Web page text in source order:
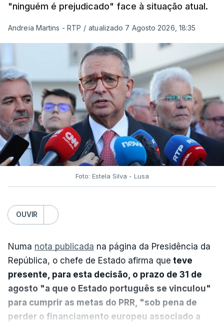
"ninguém é prejudicado" face à situação atual.
Andreia Martins - RTP / atualizado 7 Agosto 2026, 18:35
Foto: Estela Silva - Lusa
OUVIR
Numa nota publicada na página da Presidência da
República, o chefe de Estado afirma que teve
presente, para esta decisão, o prazo de 31 de
agosto "a que o Estado português se vinculou"
para cumprir as metas do PRR, "sob pena de
perder o financiamento europeu associado a